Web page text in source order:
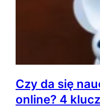
Czy da się
online? 4